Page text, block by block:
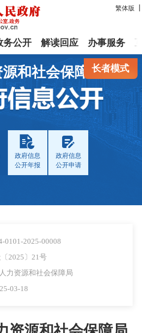
繁体版
务公开 解读回应 办事服务
长者模式
源和社会保障局
政府信息
公开年报
政府信息
公开申请
0101-2025-00008
2025〕21号
力资源和社会保障局
03-18